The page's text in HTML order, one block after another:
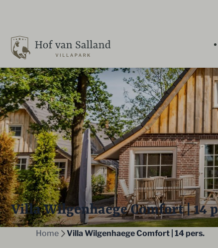
Villa Wilgenhaege Comfort | 14
Home Villa Wilgenhaege Comfort | 14 pers.